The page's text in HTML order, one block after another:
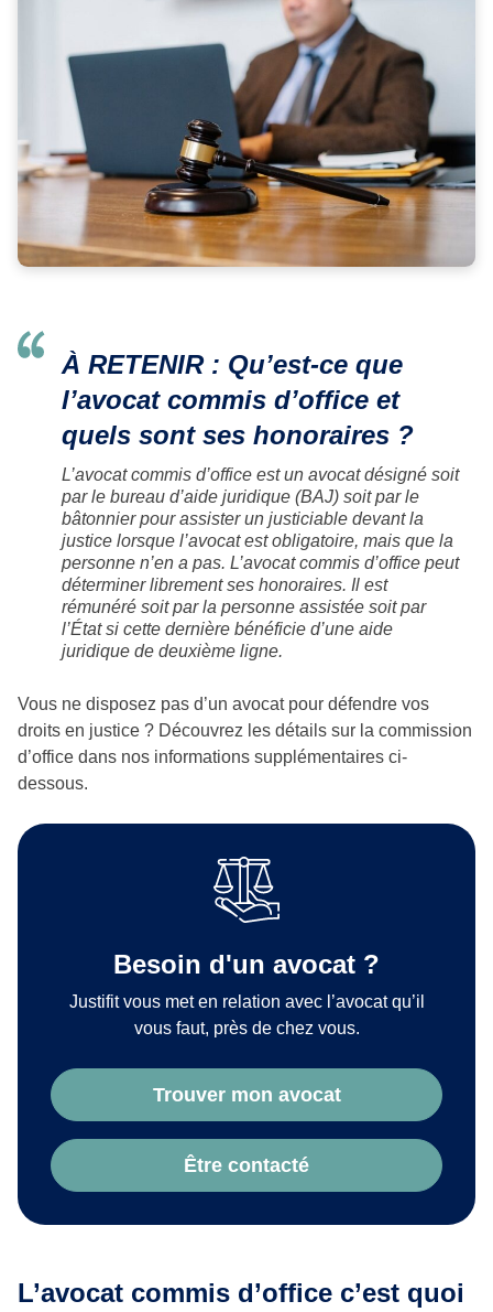
À RETENIR : Qu’est-ce que
l’avocat commis d’office et
quels sont ses honoraires ?
L’avocat commis d’office est un avocat désigné soit
par le bureau d’aide juridique (BAJ) soit par le
bâtonnier pour assister un justiciable devant la
justice lorsque l’avocat est obligatoire, mais que la
personne n’en a pas. L’avocat commis d’office peut
déterminer librement ses honoraires. Il est
rémunéré soit par la personne assistée soit par
l’État si cette dernière bénéficie d’une aide
juridique de deuxième ligne.
Vous ne disposez pas d’un avocat pour défendre vos
droits en justice ? Découvrez les détails sur la commission
d’office dans nos informations supplémentaires ci-
dessous.
Besoin d'un avocat ?
Justifit vous met en relation avec l’avocat qu’il
vous faut, près de chez vous.
Trouver mon avocat
Être contacté
L’avocat commis d’office c’est quoi